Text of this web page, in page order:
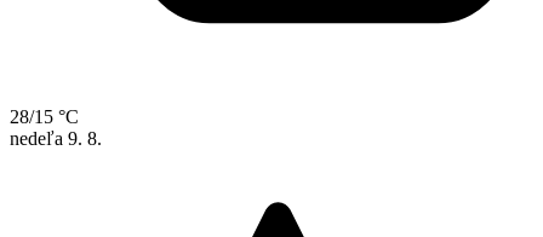
28/15 °C
nedeľa 9. 8.